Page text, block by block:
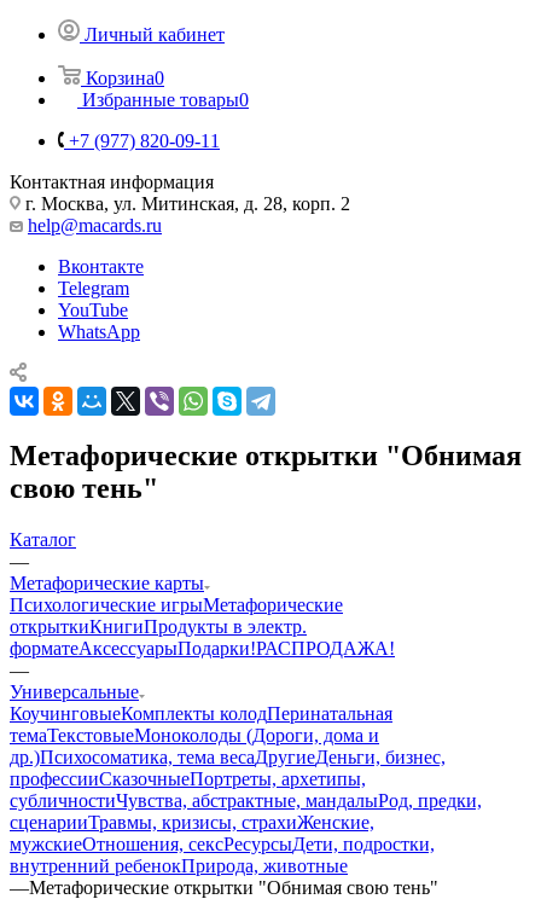
Личный кабинет
Корзина0
Избранные товары0
+7 (977) 820-09-11
Контактная информация
г. Москва, ул. Митинская, д. 28, корп. 2
help@macards.ru
Вконтакте
Telegram
YouTube
WhatsApp
Метафорические открытки "Обнимая
свою тень"
Каталог
—
Mетафорические карты
Психологические игрыМетафорические
открыткиКнигиПродукты в электр.
форматеАксессуарыПодарки!РАСПРОДАЖА!
—
Универсальные
КоучинговыеКомплекты колодПеринатальная
темаТекстовыеМоноколоды (Дороги, дома и
др.)Психосоматика, тема весаДругиеДеньги, бизнес,
профессииСказочныеПортреты, архетипы,
субличностиЧувства, абстрактные, мандалыРод, предки,
сценарииТравмы, кризисы, страхиЖенские,
мужскиеОтношения, сексРесурсыДети, подростки,
внутренний ребенокПрирода, животные
—Метафорические открытки "Обнимая свою тень"